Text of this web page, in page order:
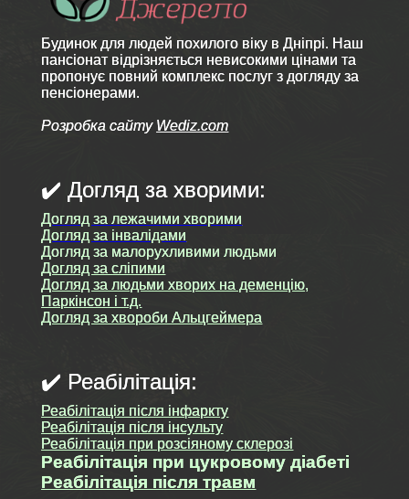
Будинок для людей похилого віку в Дніпрі. Наш
пансіонат відрізняється невисокими цінами та
пропонує повний комплекс послуг з догляду за
пенсіонерами.
Розробка сайту Wediz.com
✔️ Догляд за хворими:
Догляд за лежачими хворими
Догляд за інвалідами
Догляд за малорухливими людьми
Догляд за сліпими
Догляд за людьми хворих на деменцію,
Паркінсон і т.д.
Догляд за хвороби Альцгеймера
✔️ Реабілітація:
Реабілітація після інфаркту
Реабілітація після інсульту
Реабілітація при розсіяному склерозі
Реабілітація при цукровому діабеті
Реабілітація після травм